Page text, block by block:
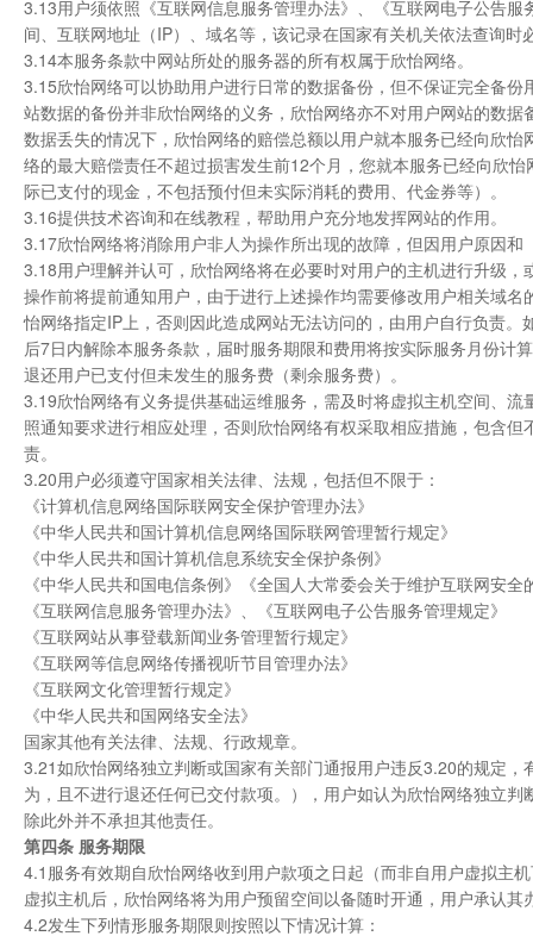
3.13用户须依照《互联网信息服务管理办法》、《互联网电子公告
间、互联网地址（IP）、域名等，该记录在国家有关机关依法查询
3.14本服务条款中网站所处的服务器的所有权属于欣怡网络。
3.15欣怡网络可以协助用户进行日常的数据备份，但不保证完全备
站数据的备份并非欣怡网络的义务，欣怡网络亦不对用户网站的数
数据丢失的情况下，欣怡网络的赔偿总额以用户就本服务已经向欣
络的最大赔偿责任不超过损害发生前12个月，您就本服务已经向欣
际已支付的现金，不包括预付但未实际消耗的费用、代金券等）。
3.16提供技术咨询和在线教程，帮助用户充分地发挥网站的作用。
3.17欣怡网络将消除用户非人为操作所出现的故障，但因用户原因
3.18用户理解并认可，欣怡网络将在必要时对用户的主机进行升级
操作前将提前通知用户，由于进行上述操作均需要修改用户相关域
怡网络指定IP上，否则因此造成网站无法访问的，由用户自行负责
后7日内解除本服务条款，届时服务期限和费用将按实际服务月份计
退还用户已支付但未发生的服务费（剩余服务费）。
3.19欣怡网络有义务提供基础运维服务，需及时将虚拟主机空间、
照通知要求进行相应处理，否则欣怡网络有权采取相应措施，包含
责。
3.20用户必须遵守国家相关法律、法规，包括但不限于：
《计算机信息网络国际联网安全保护管理办法》
《中华人民共和国计算机信息网络国际联网管理暂行规定》
《中华人民共和国计算机信息系统安全保护条例》
《中华人民共和国电信条例》《全国人大常委会关于维护互联网安全
《互联网信息服务管理办法》、《互联网电子公告服务管理规定》
《互联网站从事登载新闻业务管理暂行规定》
《互联网等信息网络传播视听节目管理办法》
《互联网文化管理暂行规定》
《中华人民共和国网络安全法》
国家其他有关法律、法规、行政规章。
3.21如欣怡网络独立判断或国家有关部门通报用户违反3.20的规定
为，且不进行退还任何已交付款项。），用户如认为欣怡网络独立
除此外并不承担其他责任。
第四条 服务期限
4.1服务有效期自欣怡网络收到用户款项之日起（而非自用户虚拟主
虚拟主机后，欣怡网络将为用户预留空间以备随时开通，用户承认
4.2发生下列情形服务期限则按照以下情况计算：